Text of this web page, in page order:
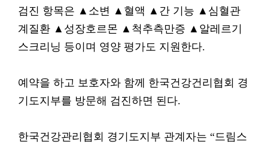
검진 항목은 ▲소변 ▲혈액 ▲간 기능 ▲심혈관
계질환 ▲성장호르몬 ▲척추측만증 ▲알레르기
스크리닝 등이며 영양 평가도 지원한다.
예약을 하고 보호자와 함께 한국건강건리협회 경
기도지부를 방문해 검진하면 된다.
한국건강관리협회 경기도지부 관계자는 “드림스